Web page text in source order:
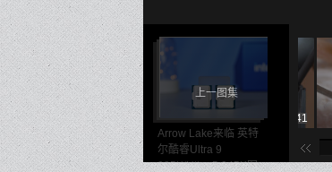
Arrow Lake来临 英特
尔酷睿Ultra 9
285K/Ultra 5 245K图
上一图集
27/41 28/41